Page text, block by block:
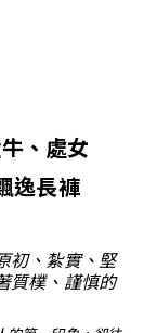
、處女
逸長褲
初、紮實、堅
質樸、謹慎的